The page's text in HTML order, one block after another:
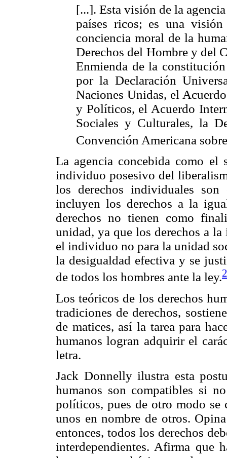
[...]. Esta visión de la
países ricos; es una
conciencia moral de la
Derechos del Hombre y del
Enmienda de la
por la Declaración
Naciones Unidas, el
y Políticos, el Acuerdo
Sociales y Culturales, la
Convención Americana
La agencia concebida como el
individuo posesivo del
los derechos individuales
incluyen los derechos a la
derechos no tienen como
unidad, ya que los derechos a
el individuo no para la unidad
la desigualdad efectiva y se
de todos los hombres ante la ley.
Los teóricos de los derechos
tradiciones de derechos,
de matices, así la tarea para
humanos logran adquirir el
letra.
Jack Donnelly ilustra esta
humanos son compatibles si
políticos, pues de otro modo se
unos en nombre de otros.
entonces, todos los derechos
interdependientes. Afirma que